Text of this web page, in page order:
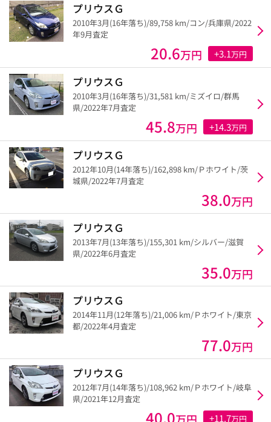
プリウスＧ
2010年3月(16年落ち)/89,758 km/コン/兵庫県/2022
年9月査定
20.6万円 +3.1万円
プリウスＧ
2010年3月(16年落ち)/31,581 km/ミズイロ/群馬
県/2022年7月査定
45.8万円 +14.3万円
プリウスＧ
2012年10月(14年落ち)/162,898 km/Ｐホワイト/茨
城県/2022年7月査定
38.0万円
プリウスＧ
2013年7月(13年落ち)/155,301 km/シルバー/滋賀
県/2022年6月査定
35.0万円
プリウスＧ
2014年11月(12年落ち)/21,006 km/Ｐホワイト/東京
都/2022年4月査定
77.0万円
プリウスＧ
2012年7月(14年落ち)/108,962 km/Ｐホワイト/岐阜
県/2021年12月査定
40.0 +11.7万円